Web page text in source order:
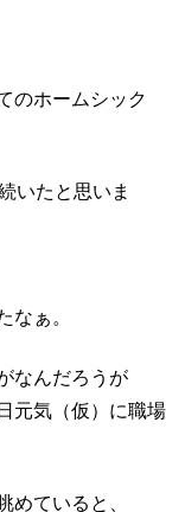
のホームシック
いたと思いま
なぁ。
なんだろうが
元気（仮）に職場
めていると、